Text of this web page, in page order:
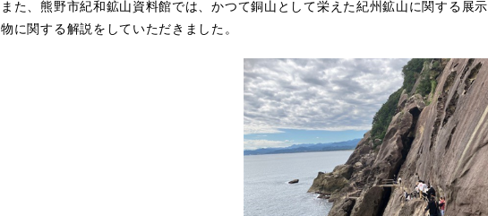
また、熊野市紀和鉱山資料館では、かつて銅山として栄えた紀州鉱山に関する展
物に関する解説をしていただきました。